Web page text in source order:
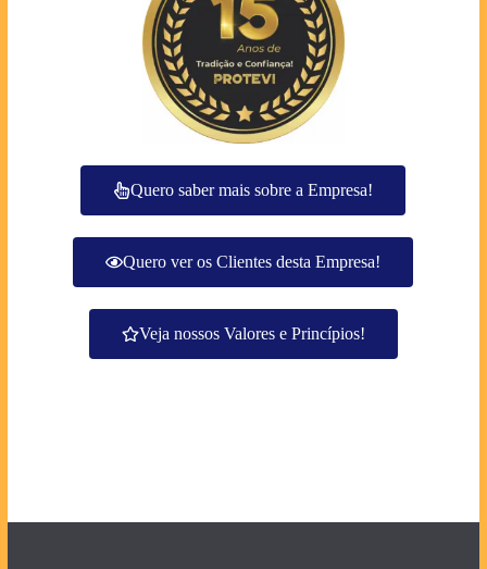
Quero saber mais sobre a Empresa!
Quero ver os Clientes desta Empresa!
Veja nossos Valores e Princípios!